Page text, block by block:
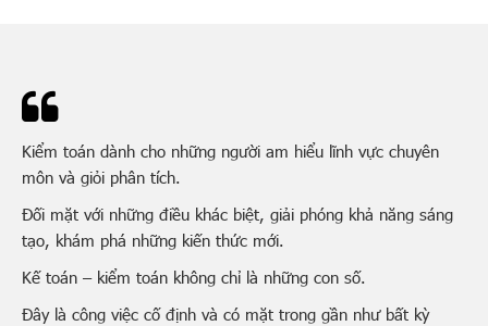
Kiểm toán dành cho những người am hiểu lĩnh vực chuyên
môn và giỏi phân tích.
Đối mặt với những điều khác biệt, giải phóng khả năng sáng
tạo, khám phá những kiến thức mới.
Kế toán – kiểm toán không chỉ là những con số.
Đây là công việc cố định và có mặt trong gần như bất kỳ